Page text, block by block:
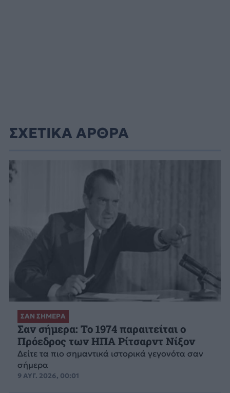
ΣΧΕΤΙΚΑ ΑΡΘΡΑ
ΣΑΝ ΣΗΜΕΡΑ
Σαν σήμερα: Το 1974 παραιτείται ο
Πρόεδρος των ΗΠΑ Ρίτσαρντ Νίξον
Δείτε τα πιο σημαντικά ιστορικά γεγονότα σαν
σήμερα
9 ΑΥΓ. 2026, 00:01